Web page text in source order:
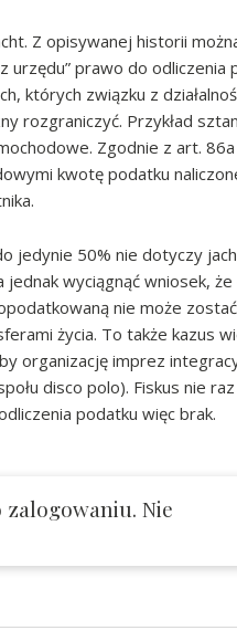
Z opisywanej historii
prawo do odliczenia
których związku z
rozgraniczyć. Przykład
Zgodnie z art.
kwotę podatku
jedynie 50% nie dotyczy
jednak wyciągnąć wniosek,
nie może
życia. To także kazus
organizację imprez
disco polo). Fiskus nie
podatku więc brak.
zalogowaniu. Nie